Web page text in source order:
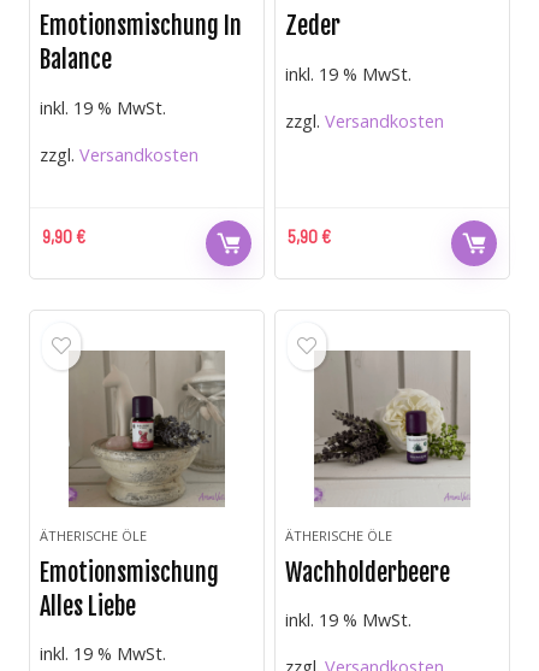
Emotionsmischung In
Balance
9,90€
inkl. 19 % MwSt.
zzgl.Versandkosten
Zeder
5,90€
inkl. 19 % MwSt.
zzgl.Versandkosten
ÄTHERISCHE ÖLE
Emotionsmischung
Alles Liebe
inkl. 19 % MwSt.
ÄTHERISCHE ÖLE
Wachholderbeere
inkl. 19 % MwSt.